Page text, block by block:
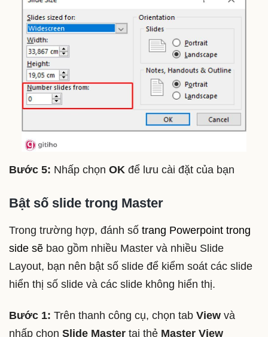
Bước 5: Nhấp chọn OK để lưu cài đặt của bạn
Bật số slide trong Master
Trong trường hợp, đánh số trang Powerpoint trong
side sẽ bao gồm nhiều Master và nhiều Slide
Layout, bạn nên bật số slide để kiểm soát các slide
hiển thị số slide và các slide không hiển thị.
Bước 1: Trên thanh công cụ, chọn tab View và
nhấp chọn Slide Master tại thẻ Master View